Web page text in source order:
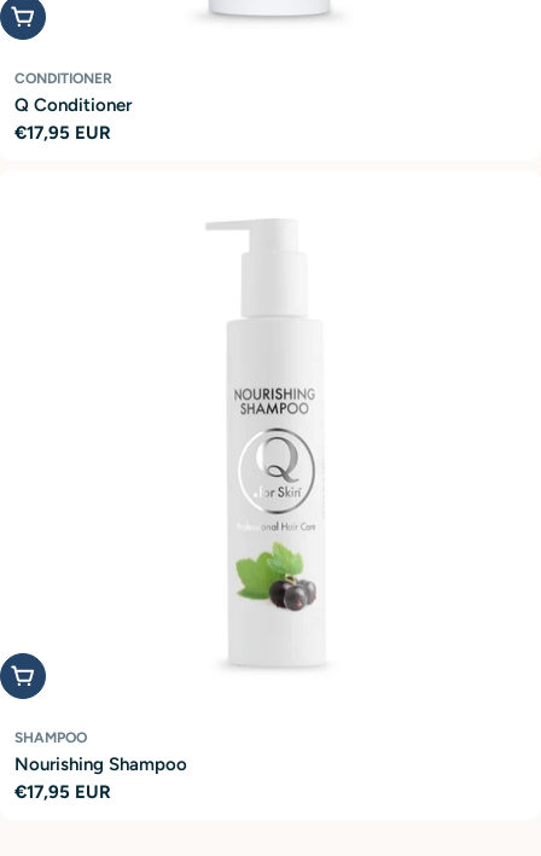
Add to cart
CONDITIONER
Q Conditioner
Regular
€17,95 EUR
Add to cart
SHAMPOO
Nourishing Shampoo
Regular
€17,95 EUR